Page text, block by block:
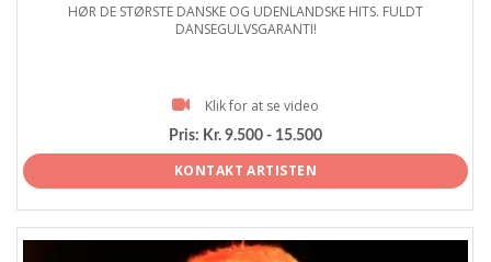
HØR DE STØRSTE DANSKE OG UDENLANDSKE HITS. FULDT
DANSEGULVSGARANTI!
Klik for at se video
Pris: Kr. 9.500 - 15.500
KONTAKT ARTISTEN